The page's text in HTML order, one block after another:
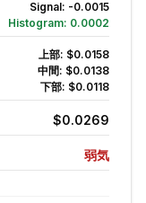
Signal: -0.0015
Histogram: 0.0002
上部: $0.0158
中間: $0.0138
下部: $0.0118
$0.0269
弱気